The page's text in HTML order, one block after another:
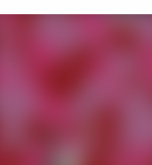
Aller
contenu